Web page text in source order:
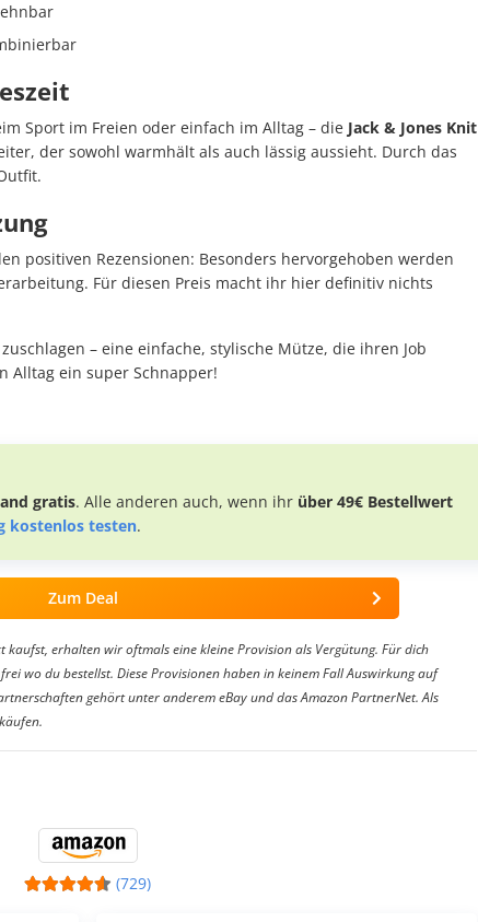
Sport im Freien oder einfach im Alltag – die Jack & Jones Knit
der sowohl warmhält als auch lässig aussieht. Durch das
positiven Rezensionen: Besonders hervorgehoben werden
Für diesen Preis macht ihr hier definitiv nichts
– eine einfache, stylische Mütze, die ihren Job
Alltag ein super Schnapper!
gratis. Alle anderen auch, wenn ihr über 49€ Bestellwert
kostenlos testen.
Zum Deal
kaufst, erhalten wir oftmals eine kleine Provision als Vergütung. Für dich
wo du bestellst. Diese Provisionen haben in keinem Fall Auswirkung auf
gehört unter anderem eBay und das Amazon PartnerNet. Als
(729)